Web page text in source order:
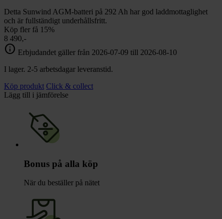
Detta Sunwind AGM-batteri på 292 Ah har god laddmottaglighet
och är fullständigt underhållsfritt.
Köp fler få 15%
8 490,-
info Erbjudandet gäller från 2026-07-09 till 2026-08-10
I lager. 2-5 arbetsdagar leveranstid.
Köp produkt Click & collect
Lägg till i jämförelse
Bonus på alla köp
När du beställer på nätet